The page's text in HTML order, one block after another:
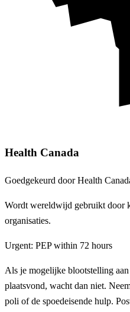
Health Canada
Goedgekeurd door Health
Wordt wereldwijd gebruikt door
organisaties.
Urgent: PEP within 72 hours
Als je mogelijke blootstelling
plaatsvond, wacht dan niet.
poli of de spoedeisende hulp.